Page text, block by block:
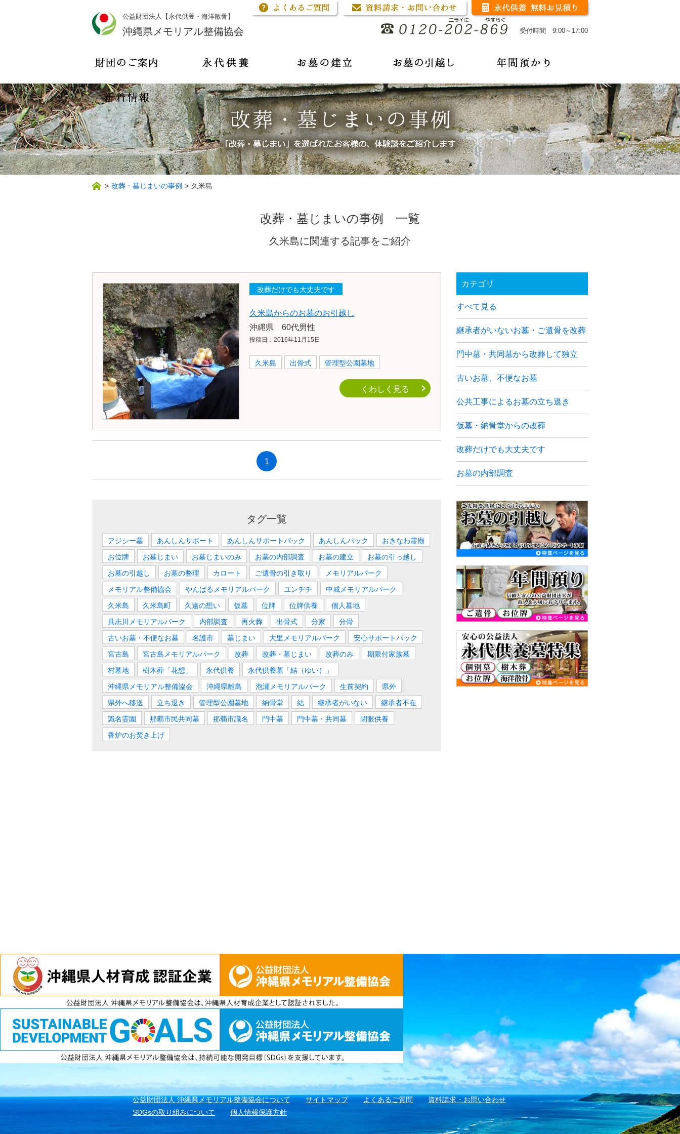
公益財団法人【永代供養・海洋散骨】
沖縄県メモリアル整備協会 受付時間 9:00～17:00
> 改葬・墓じまいの事例 > 久米島
改葬・墓じまいの事例 一覧
久米島に関連する記事をご紹介
改葬だけでも大丈夫です
久米島からのお墓のお引越し
沖縄県 60代男性
投稿日：2016年11月15日
久米島 出骨式 管理型公園墓地
くわしく見る
1
タグ一覧
アジシー墓 あんしんサポート あんしんサポートパック あんしんパック
おきなわ霊廟
お位牌
お墓じまい お墓じまいのみ お墓の内部調査 お墓の建立
お墓の引っ越し
お墓の引越し
お墓の整理 カロート ご遺骨の引き取り
メモリアルパーク
メモリアル整備協会
やんばるメモリアルパーク ユンヂチ
中城メモリアルパーク
久米島
久米島町 久遠の想い 仮墓 位牌 位牌供養
個人墓地
具志川メモリアルパーク
内部調査 再火葬 出骨式 分家
分骨
古いお墓・不便なお墓
名護市 墓じまい 大里メモリアルパーク
安心サポートパック
宮古島
宮古島メモリアルパーク 改葬 改葬・墓じまい 改葬のみ
期限付家族墓
村墓地
樹木葬「花想」 永代供養
永代供養墓「結（ゆい）」
沖縄県メモリアル整備協会
沖縄県離島 泡瀬メモリアルパーク 生前契約
県外
県外へ移送
立ち退き 管理型公園墓地 納骨堂 結 継承者がいない
継承者不在
識名霊園
那覇市民共同墓 那覇市識名 門中墓 門中墓・共同墓
閉眼供養
香炉のお焚き上げ
カテゴリ
すべて見る
継承者がいないお墓・ご遺骨を改葬
門中墓・共同墓から改葬して独立
古いお墓、不便なお墓
公共工事によるお墓の立ち退き
仮墓・納骨堂からの改葬
改葬だけでも大丈夫です
お墓の内部調査
公益財団法人 沖縄県メモリアル整備協会について サイトマップ よくあるご質問
資料請求・お問い合わせ
SDGsの取り組みについて
個人情報保護方針
電話
資料請求
無料見積もり